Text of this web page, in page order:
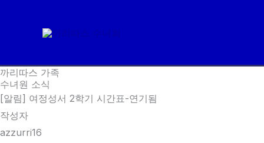
건
너
뛰
까리따스 가족
수녀원 소식
[알림] 여정성서 2학기 시간표-연기됨
작성자
azzurri16